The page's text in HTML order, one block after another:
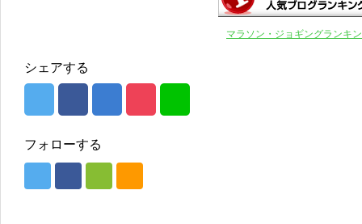
マラソン・ジョギングランキ
シェアする
フォローする